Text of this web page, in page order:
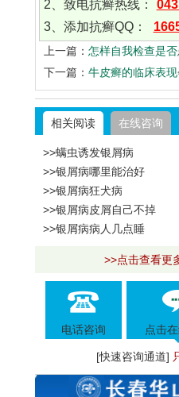
2、致电抗癣热线：
3、添加抗癣QQ：
上一篇： 怎样自我检查是
下一篇： 牛皮癣的临床表
相关阅读 在线咨询
>>螨虫诱发银屑病
>>银屑病哪里能治好
>>银屑病狂犬病
>>银屑病皮屑自己不掉
>>银屑病病人几点睡
>>点击查看更
电话咨询 点击
[快速咨询通道]